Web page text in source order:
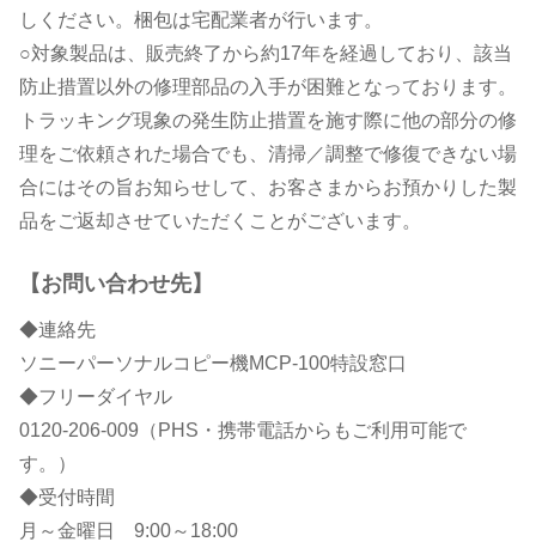
しください。梱包は宅配業者が行います。
○対象製品は、販売終了から約17年を経過しており、該当
防止措置以外の修理部品の入手が困難となっております。
トラッキング現象の発生防止措置を施す際に他の部分の修
理をご依頼された場合でも、清掃／調整で修復できない場
合にはその旨お知らせして、お客さまからお預かりした製
品をご返却させていただくことがございます。
【お問い合わせ先】
◆連絡先
ソニーパーソナルコピー機MCP-100特設窓口
◆フリーダイヤル
0120-206-009（PHS・携帯電話からもご利用可能で
す。）
◆受付時間
月～金曜日 9:00～18:00